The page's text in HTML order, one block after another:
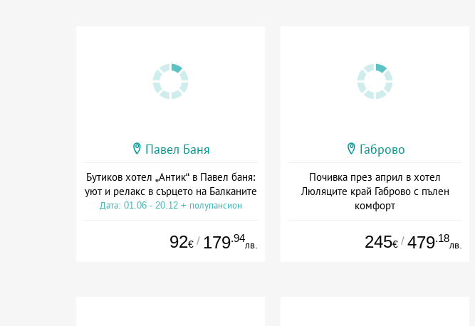
Павел Баня
Бутиков хотел „Антик“ в Павел баня:
уют и релакс в сърцето на Балканите
Дата: 01.06 - 20.12 + полупансион
92€ / 179.94
лв.
Габрово
Почивка през април в хотел
Люляците край Габрово с пълен
комфорт
245€ / 479.18
лв.